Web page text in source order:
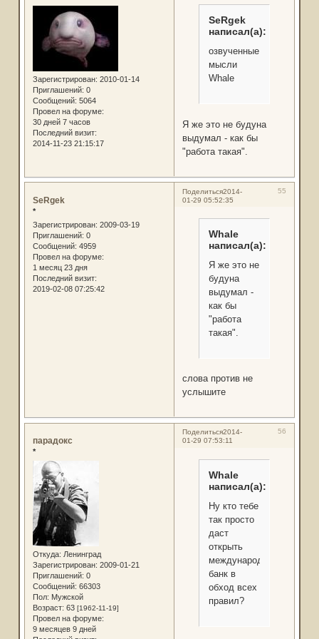
Зарегистрирован: 2010-01-14
Приглашений: 0
Сообщений: 5064
Провел на форуме:
30 дней 7 часов
Последний визит:
2014-11-23 21:15:17
SeRgek
написал(а):
озвученные
мысли
Whale
Я же это не будуна
выдумал - как бы
"работа такая".
Поделиться 55
2014-
01-29 05:52:35
SeRgek
*
Зарегистрирован: 2009-03-19
Приглашений: 0
Сообщений: 4959
Провел на форуме:
1 месяц 23 дня
Последний визит:
2019-02-08 07:25:42
Whale
написал(а):
Я же это не
будуна
выдумал -
как бы
"работа
такая".
слова против не
услышите
Поделиться 56
2014-
01-29 07:53:11
парадокс
*
Откуда: Ленинград
Зарегистрирован: 2009-01-21
Приглашений: 0
Сообщений: 66303
Пол: Мужской
Возраст: 63 [1962-11-19]
Провел на форуме:
9 месяцев 9 дней
Whale
написал(а):
Ну кто тебе
так просто
даст
открыть
международный
банк в
обход всех
правил?